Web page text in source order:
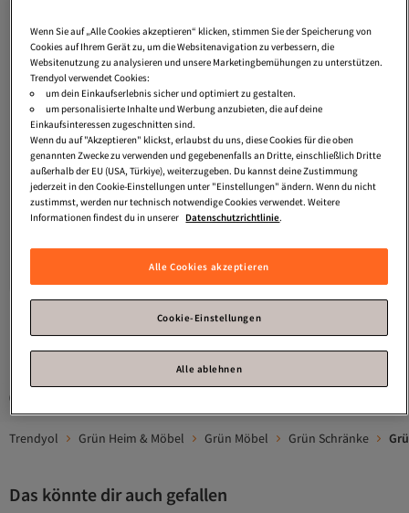
Trendyol Grün Heim & Möbel Grün Möbel Grün Schränke
Das könnte dir auch gefallen
Wenn Sie auf „Alle Cookies akzeptieren“ klicken, stimmen Sie der Speicherung von
Cookies auf Ihrem Gerät zu, um die Websitenavigation zu verbessern, die
Websitenutzung zu analysieren und unsere Marketingbemühungen zu unterstützen.
Trendyol verwendet Cookies:
um dein Einkaufserlebnis sicher und optimiert zu gestalten.
um personalisierte Inhalte und Werbung anzubieten, die auf deine
Einkaufsinteressen zugeschnitten sind.
Wenn du auf "Akzeptieren" klickst, erlaubst du uns, diese Cookies für die oben
genannten Zwecke zu verwenden und gegebenenfalls an Dritte, einschließlich Dritte
außerhalb der EU (USA, Türkiye), weiterzugeben. Du kannst deine Zustimmung
jederzeit in den Cookie-Einstellungen unter "Einstellungen" ändern. Wenn du nicht
zustimmst, werden nur technisch notwendige Cookies verwendet. Weitere
Informationen findest du in unserer Datenschutzrichtlinie.
Alle Cookies akzeptieren
Cookie-Einstellungen
Alle ablehnen